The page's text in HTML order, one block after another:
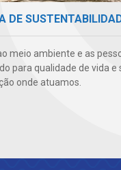
DE
meio ambiente e as
para qualidade de vida e
onde atuamos.